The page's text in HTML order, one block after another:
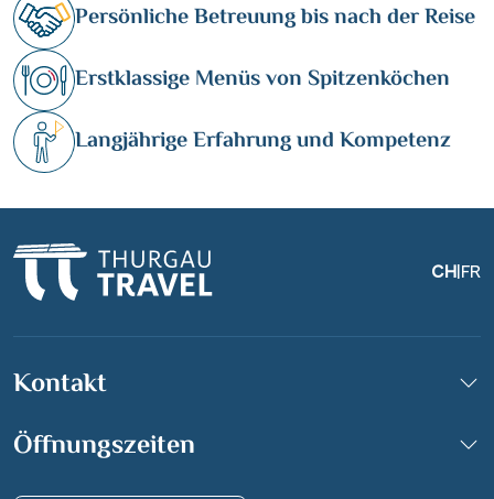
Persönliche Betreuung bis nach der Reise
Erstklassige Menüs von Spitzenköchen
Langjährige Erfahrung und Kompetenz
CH FR
Kontakt
Öffnungszeiten